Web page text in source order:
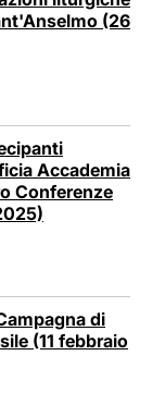
(26
Accademia
Conferenze
di
(11 febbraio